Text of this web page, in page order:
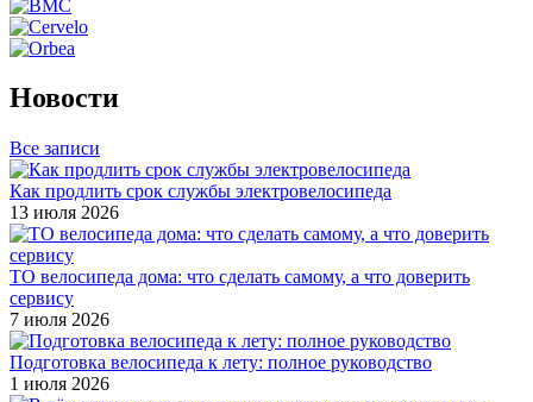
Новости
Все записи
Как продлить срок службы электровелосипеда
13 июля 2026
ТО велосипеда дома: что сделать самому, а что доверить
сервису
7 июля 2026
Подготовка велосипеда к лету: полное руководство
1 июля 2026